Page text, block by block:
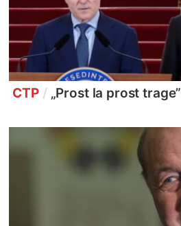
CTP / „Prost la prost trage”